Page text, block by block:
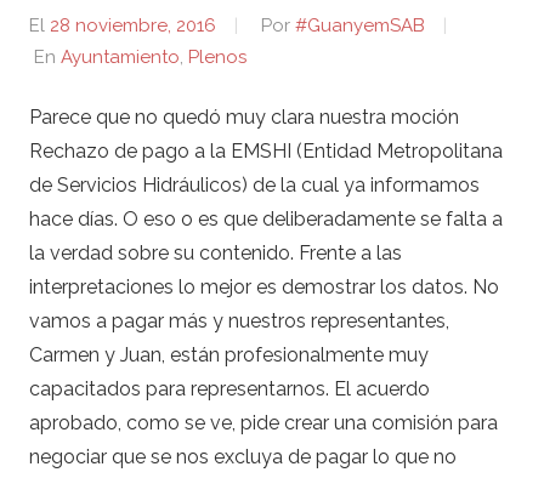
El 28 noviembre, 2016 Por #GuanyemSAB
En Ayuntamiento, Plenos
Parece que no quedó muy clara nuestra moción
Rechazo de pago a la EMSHI (Entidad Metropolitana
de Servicios Hidráulicos) de la cual ya informamos
hace días. O eso o es que deliberadamente se falta a
la verdad sobre su contenido. Frente a las
interpretaciones lo mejor es demostrar los datos. No
vamos a pagar más y nuestros representantes,
Carmen y Juan, están profesionalmente muy
capacitados para representarnos. El acuerdo
aprobado, como se ve, pide crear una comisión para
negociar que se nos excluya de pagar lo que no